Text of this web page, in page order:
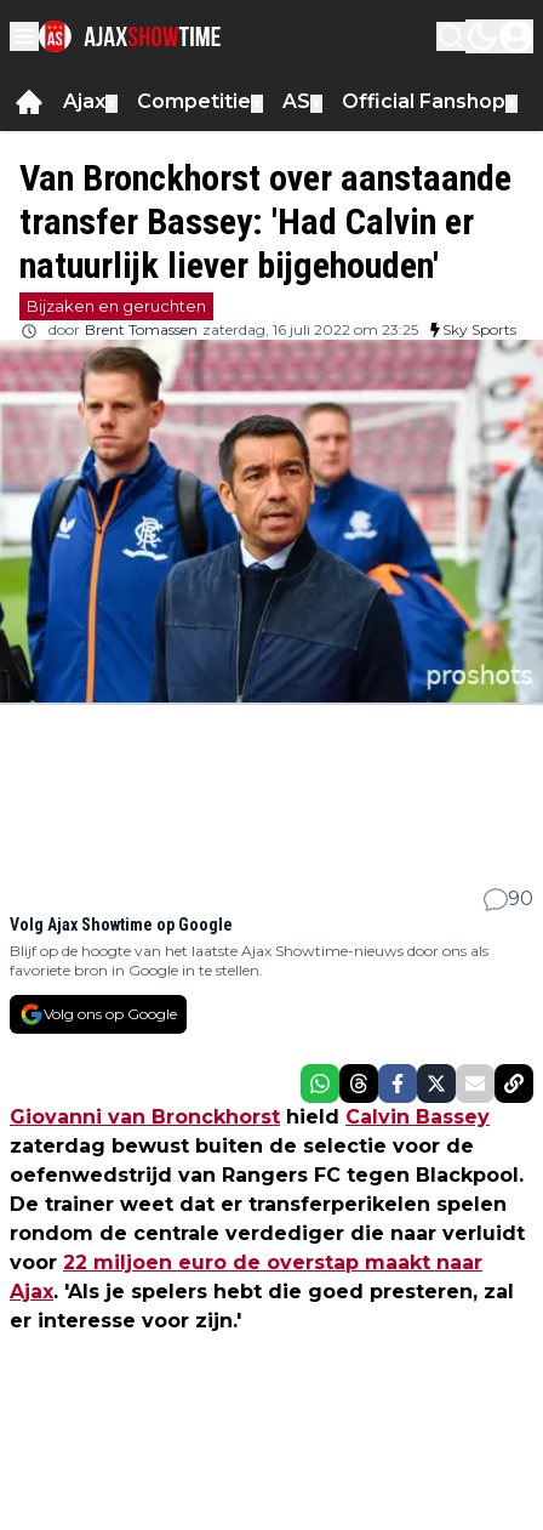
Ajax Competitie AS Official Fanshop
Van Bronckhorst over aanstaande
transfer Bassey: 'Had Calvin er
natuurlijk liever bijgehouden'
Bijzaken en geruchten
door Brent Tomassen zaterdag, 16 juli 2022 om 23:25 Sky Sports
90
Volg Ajax Showtime op Google
Blijf op de hoogte van het laatste Ajax Showtime-nieuws door ons als
favoriete bron in Google in te stellen.
Volg ons op Google
Giovanni van Bronckhorst hield Calvin Bassey
zaterdag bewust buiten de selectie voor de
oefenwedstrijd van Rangers FC tegen Blackpool.
De trainer weet dat er transferperikelen spelen
rondom de centrale verdediger die naar verluidt
voor 22 miljoen euro de overstap maakt naar
Ajax. 'Als je spelers hebt die goed presteren, zal
er interesse voor zijn.'